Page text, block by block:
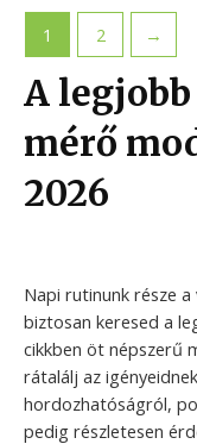
1 2 →
A
mérő
2026
Napi rutinunk része
biztosan keresed a
cikkben öt népszerű
rátalálj az
hordozhatóságról,
pedig részletesen